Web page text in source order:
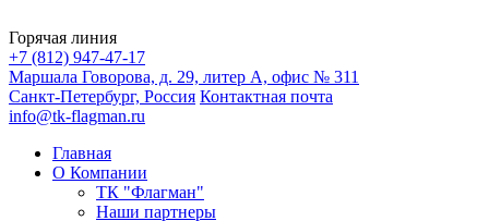
Горячая линия
+7 (812) 947-47-17
Маршала Говорова, д. 29, литер А, офис № 311
Санкт-Петербург, Россия Контактная почта
info@tk-flagman.ru
Главная
О Компании
ТК "Флагман"
Наши партнеры